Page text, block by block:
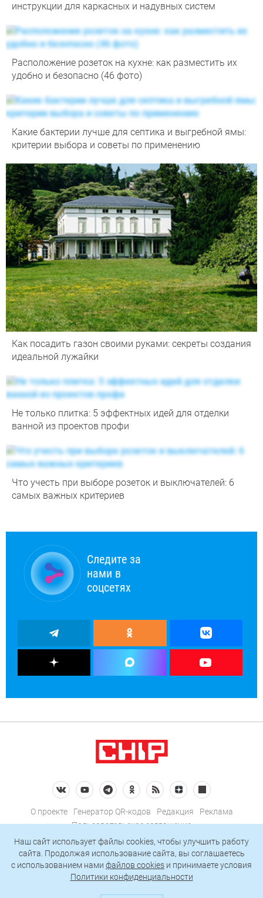
инструкции для каркасных и надувных систем
Расположение розеток на кухне: как разместить их
удобно и безопасно (46 фото)
Какие бактерии лучше для септика и выгребной ямы:
критерии выбора и советы по применению
Как посадить газон своими руками: секреты создания
идеальной лужайки
Не только плитка: 5 эффектных идей для отделки
ванной из проектов профи
Что учесть при выборе розеток и выключателей: 6
самых важных критериев
Следите за
нами в
соцсетях
О проекте Генератор QR-кодов Редакция
Реклама
Пользовательское соглашение
Политика конфиденциальности
Подписаться на рассылку
Наш сайт использует файлы cookies, чтобы улучшить работу
сайта. Продолжая использование сайта, вы соглашаетесь
c использованием нами файлов cookies и принимаете условия
Политики конфиденциальности